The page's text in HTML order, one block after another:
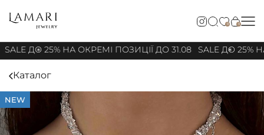
0 0
ДО 25% НА ОКРЕМІ ПОЗИЦІЇ ДО 31.08 SALE ДО 25%
Каталог
NEW